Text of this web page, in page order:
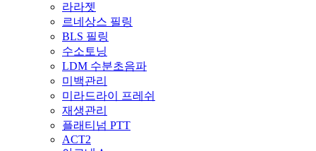
라라젯
르네상스 필링
BLS 필링
수소토닝
LDM 수분초음파
미백관리
미라드라이 프레쉬
재생관리
플래티넘 PTT
ACT2